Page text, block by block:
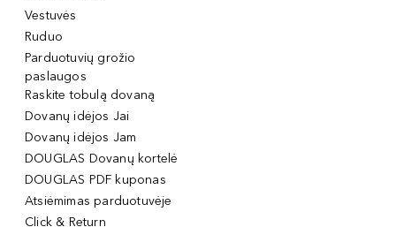
Vestuvės
Ruduo
Parduotuvių grožio
paslaugos
Raskite tobulą dovaną
Dovanų idėjos Jai
Dovanų idėjos Jam
DOUGLAS Dovanų kortelė
DOUGLAS PDF kuponas
Atsiėmimas parduotuvėje
Click & Return